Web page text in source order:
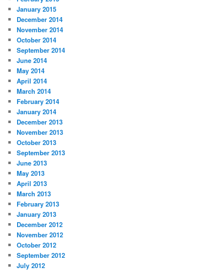
January 2015
December 2014
November 2014
October 2014
September 2014
June 2014
May 2014
April 2014
March 2014
February 2014
January 2014
December 2013
November 2013
October 2013
September 2013
June 2013
May 2013
April 2013
March 2013
February 2013
January 2013
December 2012
November 2012
October 2012
September 2012
July 2012